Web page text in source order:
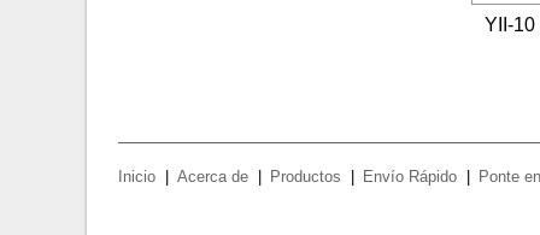
YII-10
Inicio Acerca de Productos Envío Rápido Ponte